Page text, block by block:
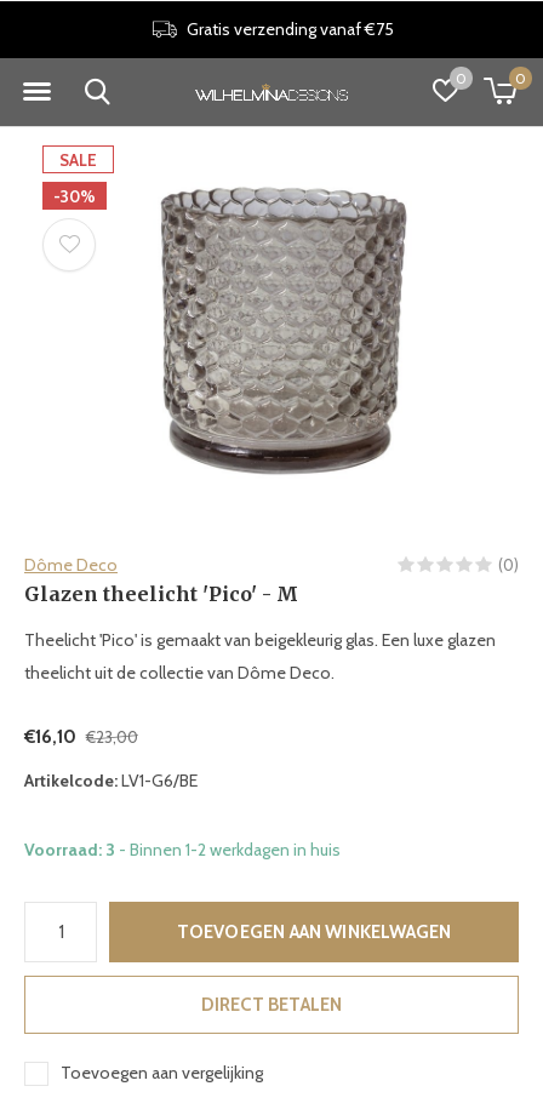
0 0
30 dagen retourrecht
SALE
-30%
Dôme Deco (0)
Glazen theelicht 'Pico' - M
Theelicht 'Pico' is gemaakt van beigekleurig glas. Een luxe glazen
theelicht uit de collectie van Dôme Deco.
€16,10 €23,00
Artikelcode:LV1-G6/BE
Voorraad: 3 - Binnen 1-2 werkdagen in huis
TOEVOEGEN AAN WINKELWAGEN
DIRECT BETALEN
Toevoegen aan vergelijking